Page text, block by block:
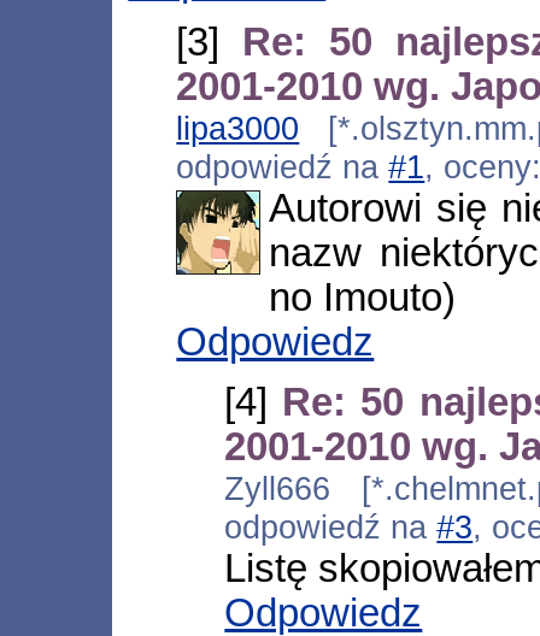
[3] Re: 50
2001-2010 wg.
lipa3000
odpowiedź na#1,
Autorowi się
nazw
no Imouto)
Odpowiedz
[4] Re: 50
2001-2010 wg.
Zyll666
odpowiedź na#3,
Listę
Odpowiedz